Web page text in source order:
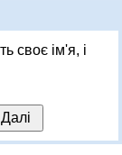
своє ім'я, і